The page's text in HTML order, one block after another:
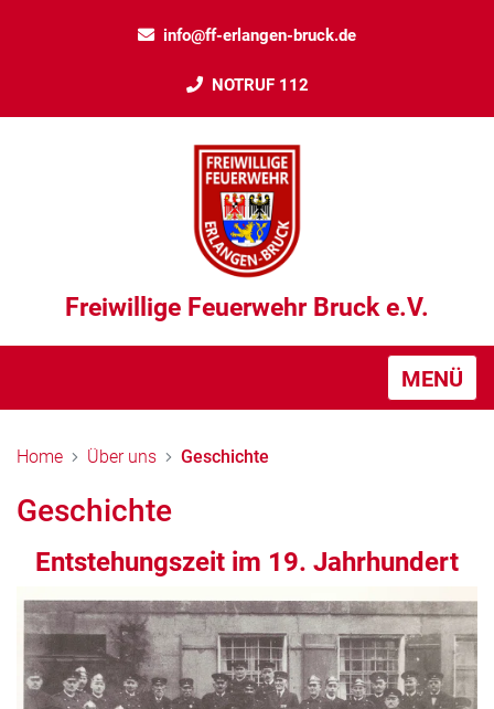
info@ff-erlangen-bruck.de
NOTRUF 112
Freiwillige Feuerwehr Bruck e.V.
MENÜ
Home Über uns Geschichte
Geschichte
Entstehungszeit im 19. Jahrhundert